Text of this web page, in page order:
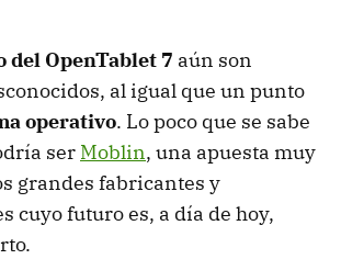
del OpenTablet 7 aún son
al igual que un punto
operativo. Lo poco que se sabe
ser Moblin, una apuesta muy
grandes fabricantes y
cuyo futuro es, a día de hoy,